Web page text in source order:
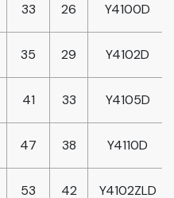
33 26 Y4100D
35 29 Y4102D
41 33 Y4105D
47 38 Y4110D
53 42 Y4102ZLD